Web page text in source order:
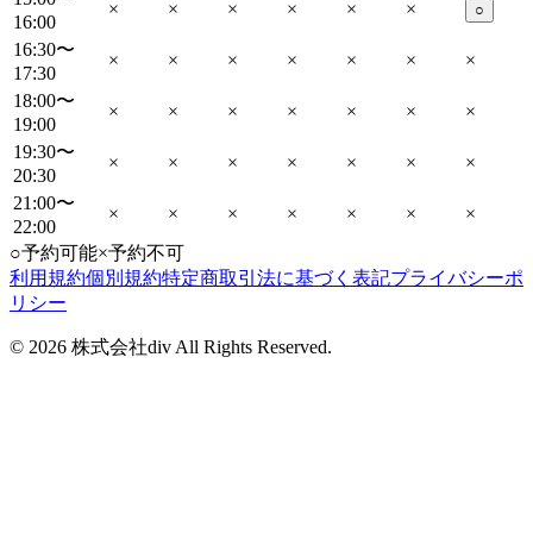
16:00
× × × × × × ○
16:30〜
17:30
× × × × × ×
×
18:00〜
19:00
× × × × × ×
×
19:30〜
20:30
× × × × × ×
×
21:00〜
22:00
× × × × × ×
×
○予約可能×予約不可
利用規約個別規約特定商取引法に基づく表記プライバシーポ
リシー
© 2026 株式会社div All Rights Reserved.